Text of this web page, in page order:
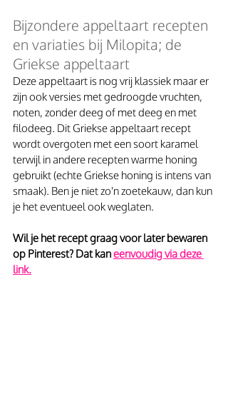
Bijzondere appeltaart recepten
en variaties bij Milopita; de
Griekse appeltaart
Deze appeltaart is nog vrij klassiek maar er
zijn ook versies met gedroogde vruchten,
noten, zonder deeg of met deeg en met
filodeeg. Dit Griekse appeltaart recept
wordt overgoten met een soort karamel
terwijl in andere recepten warme honing
gebruikt (echte Griekse honing is intens van
smaak). Ben je niet zo'n zoetekauw, dan kun
je het eventueel ook weglaten.
Wil je het recept graag voor later bewaren
op Pinterest? Dat kan eenvoudig via deze
link.